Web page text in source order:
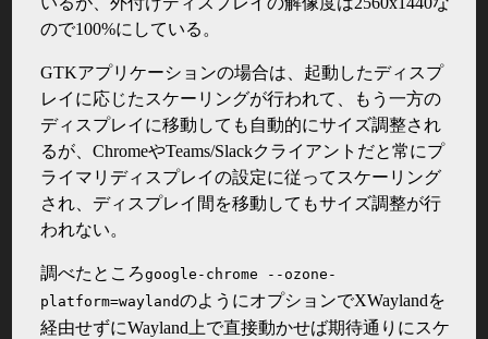
ので100%にしている。
GTKアプリケーションの場合は、起動したディスプ
レイに応じたスケーリングが行われて、もう一方の
ディスプレイに移動しても自動的にサイズ調整され
るが、ChromeやTeams/Slackクライアントだと常にプ
ライマリディスプレイの設定に従ってスケーリング
され、ディスプレイ間を移動してもサイズ調整が行
われない。
調べたところgoogle-chrome --ozone-
platform=waylandのようにオプションでXWaylandを
経由せずにWayland上で直接動かせば期待通りにスケ